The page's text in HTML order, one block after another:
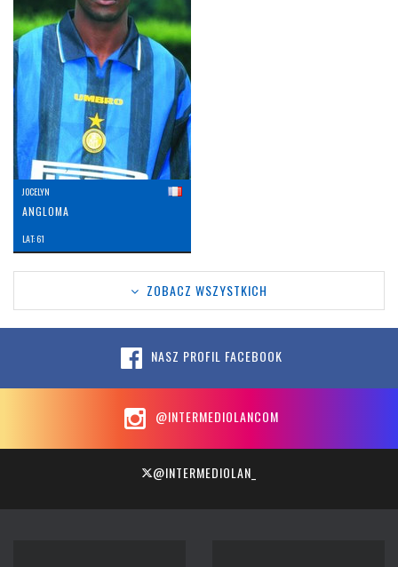
JOCELYN
ANGLOMA
LAT: 61
ZOBACZ WSZYSTKICH
NASZ PROFIL FACEBOOK
@INTERMEDIOLANCOM
@INTERMEDIOLAN_